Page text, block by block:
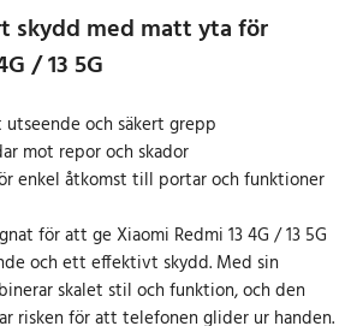
skydd med matt yta för
/ 13 5G
och säkert grepp
mot repor och skador
enkel åtkomst till portar och funktioner
för att ge Xiaomi Redmi 13 4G / 13 5G
och ett effektivt skydd. Med sin
skalet stil och funktion, och den
risken för att telefonen glider ur handen.